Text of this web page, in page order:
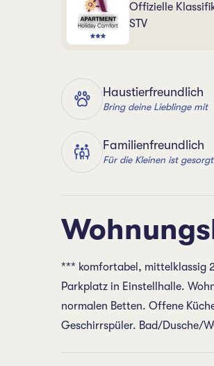
Offizielle
STV
Haustierfreundlich
Bring deine Lieblinge mit
Familienfreundlich
Für die Kleinen ist gesorgt
*** komfortabel, mittelklassig
Parkplatz in Einstellhalle.
normalen Betten. Offene
Geschirrspüler. Bad/Dusche/